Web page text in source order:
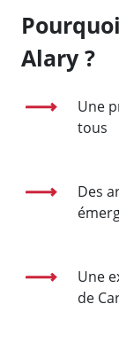
Alary ?
Une
tous
Des
Une
de